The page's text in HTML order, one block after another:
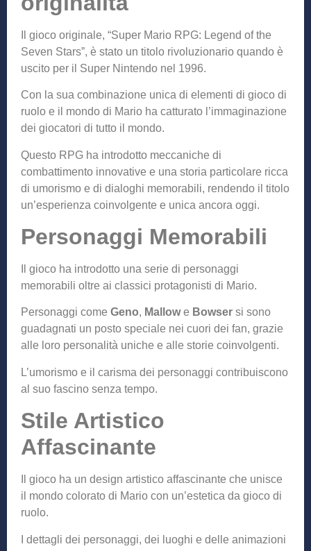
Il gioco originale, “Super Mario RPG: Legend of the
Seven Stars”, è stato un titolo rivoluzionario quando è
uscito per il Super Nintendo nel 1996.
Con la sua combinazione unica di elementi di gioco di
ruolo e il mondo di Mario ha catturato l’immaginazione
dei giocatori di tutto il mondo.
Questo RPG ha introdotto meccaniche di
combattimento innovative e una storia particolare ricca
di umorismo e di dialoghi memorabili, rendendo il titolo
un’esperienza coinvolgente e unica ancora oggi.
Personaggi Memorabili
Il gioco ha introdotto una serie di personaggi
memorabili oltre ai classici protagonisti di Mario.
Personaggi come Geno, Mallowe Bowser si sono
guadagnati un posto speciale nei cuori dei fan, grazie
alle loro personalità uniche e alle storie coinvolgenti.
L’umorismo e il carisma dei personaggi contribuiscono
al suo fascino senza tempo.
Stile Artistico
Affascinante
Il gioco ha un design artistico affascinante che unisce
il mondo colorato di Mario con un’estetica da gioco di
ruolo.
I dettagli dei personaggi, dei luoghi e delle animazioni